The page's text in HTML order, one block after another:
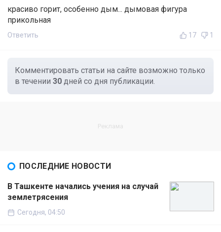
красиво горит, особенно дым... дымовая фигура
прикольная
Ответить 17 1
Комментировать статьи на сайте возможно только
в течении 30 дней со дня публикации.
ПОСЛЕДНИЕ НОВОСТИ
В Ташкенте начались учения на случай
землетрясения
Сегодня, 04:50